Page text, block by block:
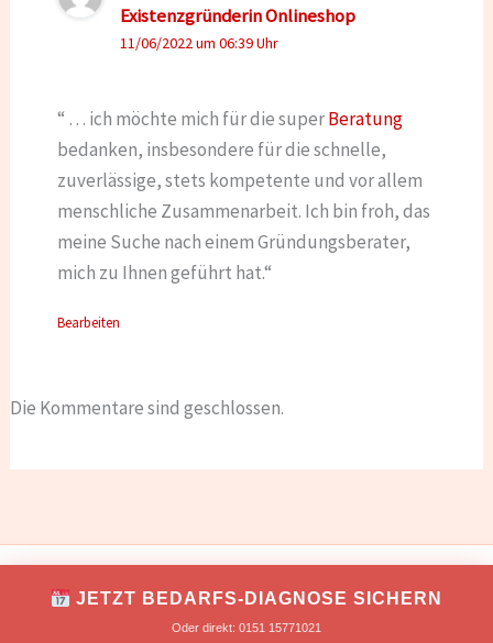
JETZT BEDARFS-DIAGNOSE SICHERN
Oder direkt: 0151 15771021
Existenzgründerin Onlineshop
11/06/2022 um 06:39 Uhr
“ … ich möchte mich für die superBeratung
bedanken, insbesondere für die schnelle,
zuverlässige, stets kompetente und vor allem
menschliche Zusammenarbeit. Ich bin froh, das
meine Suche nach einem Gründungsberater,
mich zu Ihnen geführt hat.“
Bearbeiten
Die Kommentare sind geschlossen.
Copyright © 2026 TONNIKUM® macht Unternehmer!